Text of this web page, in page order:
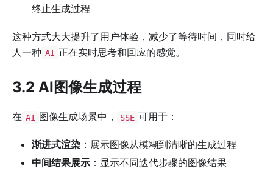
终止生成过程
这种方式大大提升了用户体验，减少了等待时间，同时给
人一种 AI 正在实时思考和回应的感觉。
3.2 AI图像生成过程
在 AI 图像生成场景中， SSE 可用于：
渐进式渲染 ：展示图像从模糊到清晰的生成过程
中间结果展示 ：显示不同迭代步骤的图像结果